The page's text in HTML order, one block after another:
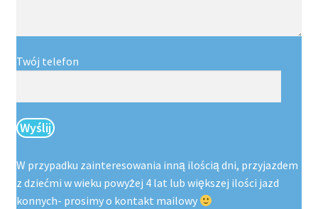
Twój telefon
W przypadku zainteresowania inną ilością dni, przyjazdem
z dziećmi w wieku powyżej 4 lat lub większej ilości jazd
konnych- prosimy o kontakt mailowy